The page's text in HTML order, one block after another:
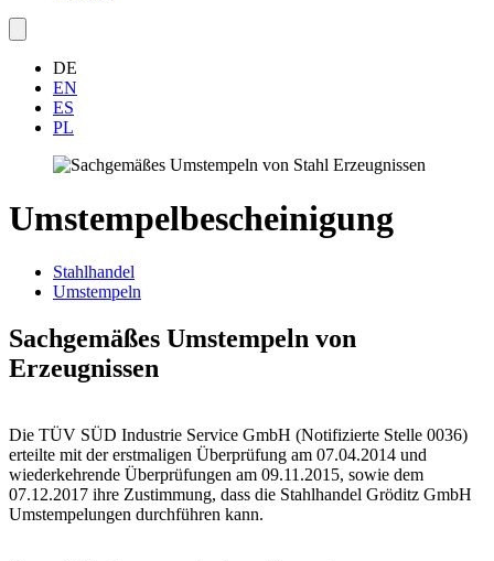
DE
EN
ES
PL
Umstempelbescheinigung
Stahlhandel
Umstempeln
Sachgemäßes Umstempeln von
Erzeugnissen
Die TÜV SÜD Industrie Service GmbH (Notifizierte Stelle 0036)
erteilte mit der erstmaligen Überprüfung am 07.04.2014 und
wiederkehrende Überprüfungen am 09.11.2015, sowie dem
07.12.2017 ihre Zustimmung, dass die Stahlhandel Gröditz GmbH
Umstempelungen durchführen kann.